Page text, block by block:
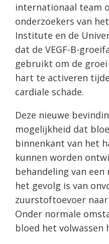
internationaal team
onderzoekers van
Institute en de
dat de VEGF-B-
gebruikt om de
hart te activeren
cardiale schade.
Deze nieuwe
mogelijkheid dat
binnenkant van het
kunnen worden
behandeling van
het gevolg is van
zuurstoftoevoer
Onder normale
bloed het volwassen